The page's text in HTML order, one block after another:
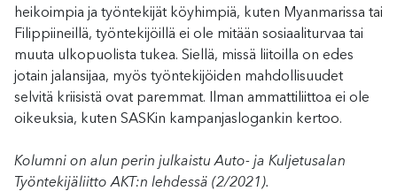
heikoimpia ja työntekijät köyhimpiä, kuten Myanmarissa tai
Filippiineillä, työntekijöillä ei ole mitään sosiaaliturvaa tai
muuta ulkopuolista tukea. Siellä, missä liitoilla on edes
jotain jalansijaa, myös työntekijöiden mahdollisuudet
selvitä kriisistä ovat paremmat. Ilman ammattiliittoa ei ole
oikeuksia, kuten SASKin kampanjaslogankin kertoo.
Kolumni on alun perin julkaistu Auto- ja Kuljetusalan
Työntekijäliitto AKT:n lehdessä (2/2021).